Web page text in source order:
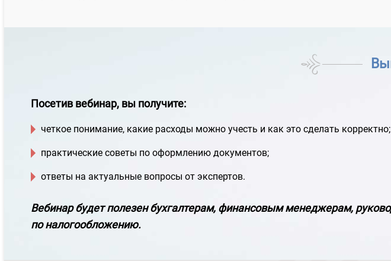
Посетив вебинар, вы получите:
четкое понимание, какие расходы можно учесть и как это сделать корректно;
практические советы по оформлению документов;
ответы на актуальные вопросы от экспертов.
Вебинар будет полезен бухгалтерам, финансовым менеджерам,
по налогообложению.